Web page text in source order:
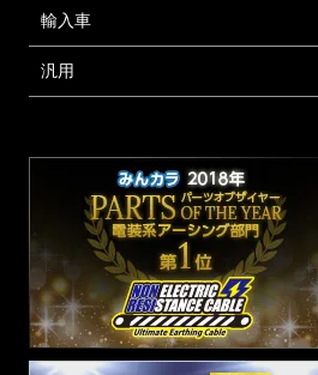
輸入車
汎用